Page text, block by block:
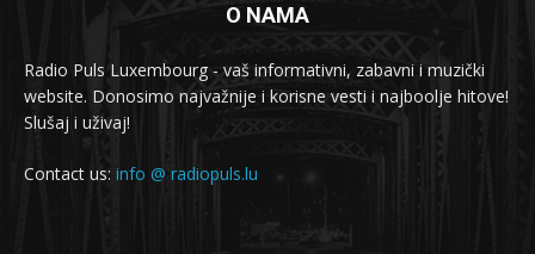
O NAMA
Radio Puls Luxembourg - vaš informativni, zabavni i muzički
website. Donosimo najvažnije i korisne vesti i najboolje hitove!
Slušaj i uživaj!
Contact us: info @ radiopuls.lu